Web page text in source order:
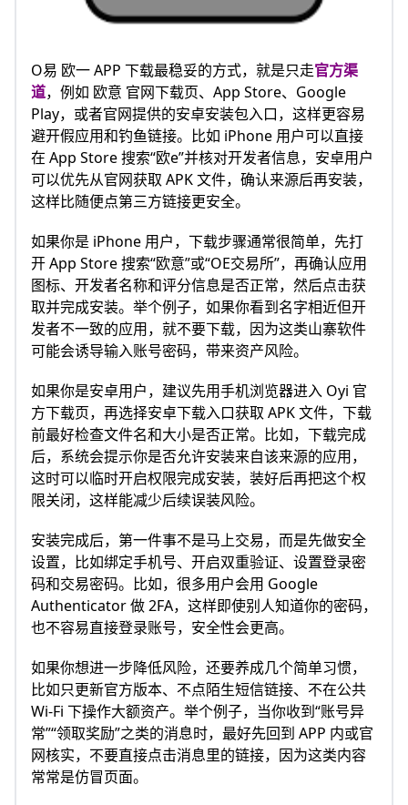
O易 欧一 APP 下载最稳妥的方式，就是只走官方渠
道，例如 欧意 官网下载页、App Store、Google
Play，或者官网提供的安卓安装包入口，这样更容易
避开假应用和钓鱼链接。比如 iPhone 用户可以直接
在 App Store 搜索“欧e”并核对开发者信息，安卓用户
可以优先从官网获取 APK 文件，确认来源后再安装，
这样比随便点第三方链接更安全。
如果你是 iPhone 用户，下载步骤通常很简单，先打
开 App Store 搜索“欧意”或“OE交易所”，再确认应用
图标、开发者名称和评分信息是否正常，然后点击获
取并完成安装。举个例子，如果你看到名字相近但开
发者不一致的应用，就不要下载，因为这类山寨软件
可能会诱导输入账号密码，带来资产风险。
如果你是安卓用户，建议先用手机浏览器进入 Oyi 官
方下载页，再选择安卓下载入口获取 APK 文件，下载
前最好检查文件名和大小是否正常。比如，下载完成
后，系统会提示你是否允许安装来自该来源的应用，
这时可以临时开启权限完成安装，装好后再把这个权
限关闭，这样能减少后续误装风险。
安装完成后，第一件事不是马上交易，而是先做安全
设置，比如绑定手机号、开启双重验证、设置登录密
码和交易密码。比如，很多用户会用 Google
Authenticator 做 2FA，这样即使别人知道你的密码，
也不容易直接登录账号，安全性会更高。
如果你想进一步降低风险，还要养成几个简单习惯，
比如只更新官方版本、不点陌生短信链接、不在公共
Wi-Fi 下操作大额资产。举个例子，当你收到“账号异
常”“领取奖励”之类的消息时，最好先回到 APP 内或官
网核实，不要直接点击消息里的链接，因为这类内容
常常是仿冒页面。